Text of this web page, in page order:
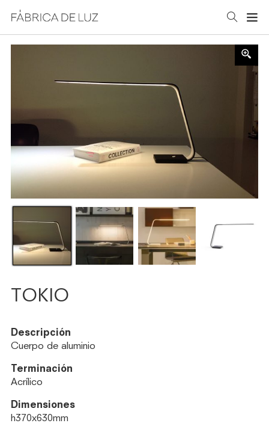
TOKIO
Descripción
Cuerpo de aluminio
Terminación
Acrílico
Dimensiones
h370x630mm